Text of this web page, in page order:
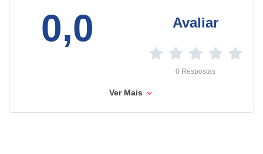
0,0 Avaliar
0 Respostas
Ver Mais